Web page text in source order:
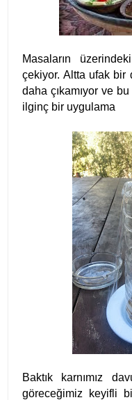
Masaların
çekiyor. Altta ufak bir
daha çıkamıyor ve
ilginç bir uygulama
Baktık karnımız
göreceğimiz keyifli